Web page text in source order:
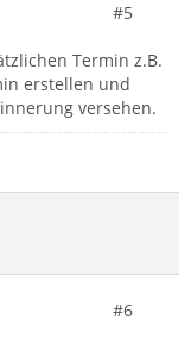
#5
Termin z.B.
erstellen und
versehen.
#6